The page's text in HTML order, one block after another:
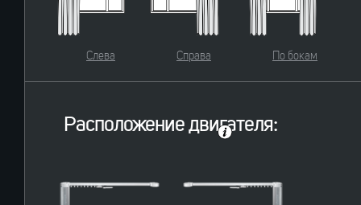
Слева Справа По бокам
Расположение двигателя: